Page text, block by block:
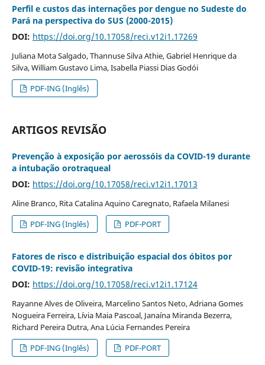
Perfil e custos das internações por dengue no Sudeste do
Pará na perspectiva do SUS (2000-2015)
DOI: https://doi.org/10.17058/reci.v12i1.17269
Juliana Mota Salgado, Thannuse Silva Athie, Gabriel Henrique da
Silva, William Gustavo Lima, Isabella Piassi Dias Godói
PDF-ING (Inglês)
ARTIGOS REVISÃO
Prevenção à exposição por aerossóis da COVID-19 durante
a intubação orotraqueal
DOI: https://doi.org/10.17058/reci.v12i1.17013
Aline Branco, Rita Catalina Aquino Caregnato, Rafaela Milanesi
PDF-ING (Inglês)
PDF-PORT
Fatores de risco e distribuição espacial dos óbitos por
COVID-19: revisão integrativa
DOI: https://doi.org/10.17058/reci.v12i1.17124
Rayanne Alves de Oliveira, Marcelino Santos Neto, Adriana Gomes
Nogueira Ferreira, Lívia Maia Pascoal, Janaína Miranda Bezerra,
Richard Pereira Dutra, Ana Lúcia Fernandes Pereira
PDF-ING (Inglês)
PDF-PORT